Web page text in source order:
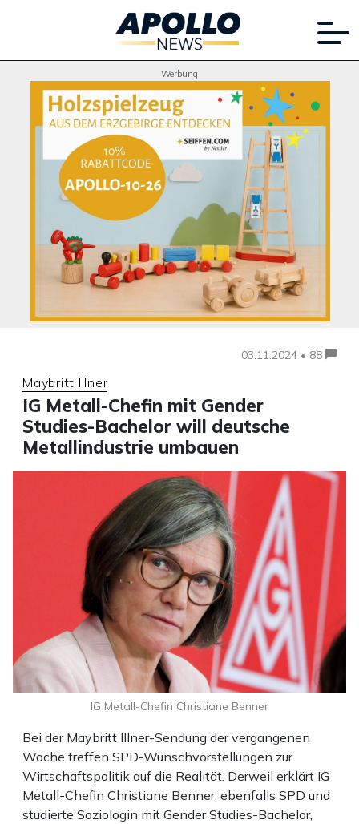
Werbung
03.11.2024 • 88
Maybritt Illner
IG Metall-Chefin mit Gender
Studies-Bachelor will deutsche
Metallindustrie umbauen
Bei der Maybritt Illner-Sendung der vergangenen
Woche treffen SPD-Wunschvorstellungen zur
Wirtschaftspolitik auf die Realität. Derweil erklärt IG
Metall-Chefin Christiane Benner, ebenfalls SPD und
studierte Soziologin mit Gender Studies-Bachelor,
IG Metall-Chefin Christiane Benner